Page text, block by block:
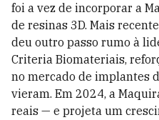
foi a vez de incorporar a
de resinas 3D. Mais
deu outro passo rumo à
Criteria Biomateriais,
no mercado de implantes
vieram. Em 2024, a
reais — e projeta um